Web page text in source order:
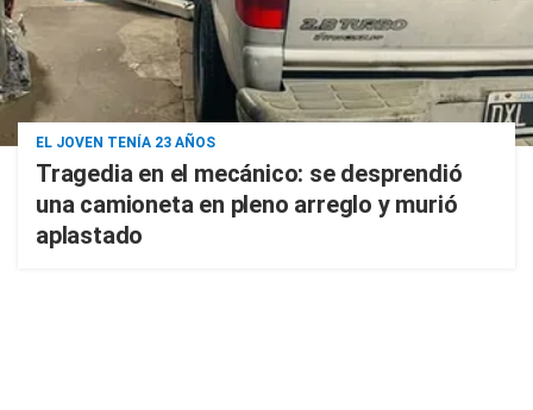
EL JOVEN TENÍA 23 AÑOS
Tragedia en el mecánico: se desprendió
una camioneta en pleno arreglo y murió
aplastado